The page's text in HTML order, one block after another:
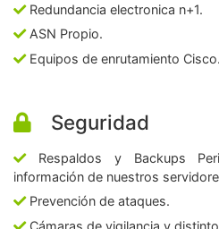
Redundancia electronica n+1.
ASN Propio.
Equipos de enrutamiento Cisco.
Seguridad
Respaldos y Backups
información de nuestros
Prevención de ataques.
Cámaras de vigilancia y